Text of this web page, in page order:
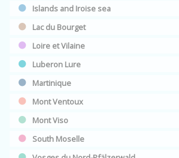
Islands and Iroise sea
Lac du Bourget
Loire et Vilaine
Luberon Lure
Martinique
Mont Ventoux
Mont Viso
South Moselle